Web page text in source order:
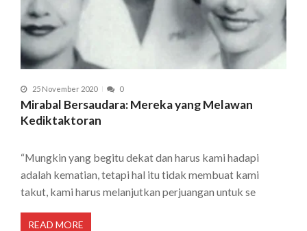
25 November 2020 0
Mirabal Bersaudara: Mereka yang Melawan
Kediktaktoran
“Mungkin yang begitu dekat dan harus kami hadapi
adalah kematian, tetapi hal itu tidak membuat kami
takut, kami harus melanjutkan perjuangan untuk se
READ MORE